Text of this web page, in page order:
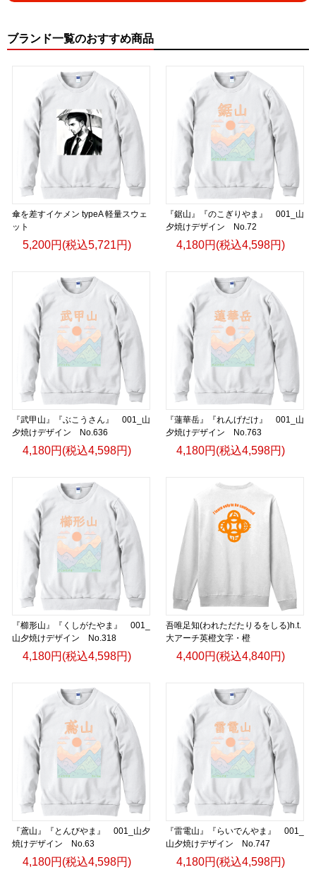
ブランド一覧のおすすめ商品
傘を差すイケメン typeA 軽量スウェ
ット
5,200円(税込5,721円)
『鋸山』『のこぎりやま』 001_山
夕焼けデザイン No.72
4,180円(税込4,598円)
『武甲山』『ぶこうさん』 001_山
夕焼けデザイン No.636
4,180円(税込4,598円)
『蓮華岳』『れんげだけ』 001_山
夕焼けデザイン No.763
4,180円(税込4,598円)
『櫛形山』『くしがたやま』 001_
山夕焼けデザイン No.318
4,180円(税込4,598円)
吾唯足知(われただたりるをしる)h.t.
大アーチ英橙文字・橙
4,400円(税込4,840円)
『鳶山』『とんびやま』 001_山夕
焼けデザイン No.63
4,180円(税込4,598円)
『雷電山』『らいでんやま』 001_
山夕焼けデザイン No.747
4,180円(税込4,598円)